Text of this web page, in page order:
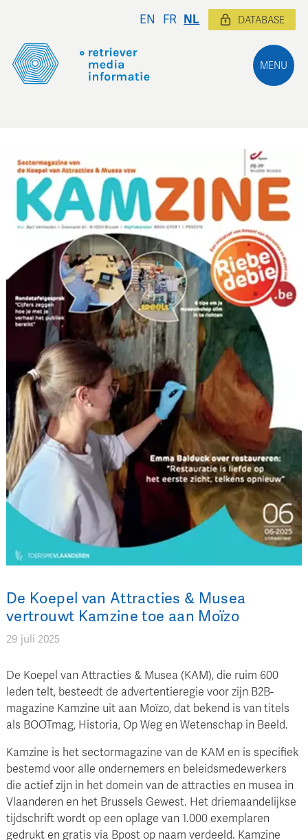
MENU
EN FR NL DATABASE
De Koepel van Attracties & Musea
vertrouwt Kamzine toe aan Moïzo
29 juli 2025
De Koepel van Attracties & Musea (KAM), die ruim 600
leden telt, besteedt de advertentieregie voor zijn B2B-
magazine Kamzine uit aan Moïzo, dat bekend is van titels
als BOOTmag, Historia, Op Weg en Wetenschap in Beeld.
Kamzine is het sectormagazine van de KAM en is specifiek
bestemd voor alle ondernemers en beleidsmedewerkers
die actief zijn in het domein van de attracties en musea in
Vlaanderen en het Brussels Gewest. Het driemaandelijkse
tijdschrift wordt op een oplage van 1.000 exemplaren
gedrukt en gratis via Bpost op naam verdeeld. Kamzine